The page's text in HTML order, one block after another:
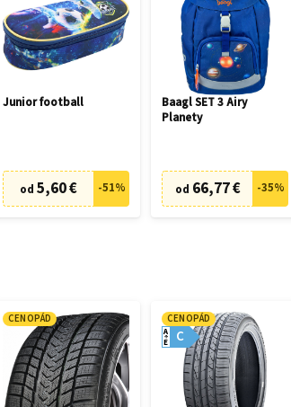
Junior football
od 5,60 € -51%
Baagl SET 3 Airy
Planety
od 66,77 € -35%
CENOPÁD CENOPÁD
C
A
E